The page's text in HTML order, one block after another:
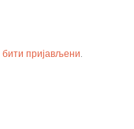
бити пријављени.